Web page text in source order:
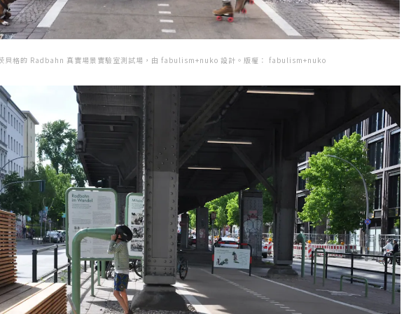
貝格的 Radbahn 真實場景實驗室測試場，由 fabulism+nuko 設計。版權： fabulism+nuko